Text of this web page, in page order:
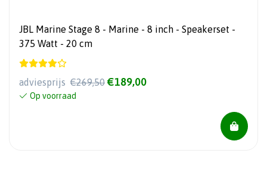
JBL Marine Stage 8 - Marine - 8 inch - Speakerset -
375 Watt - 20 cm
adviesprijs €269,50 €189,00
Op voorraad